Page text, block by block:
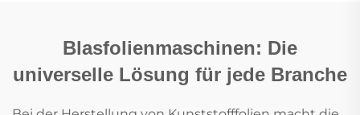
Blasfolienmaschinen: Die
universelle Lösung für jede Branche